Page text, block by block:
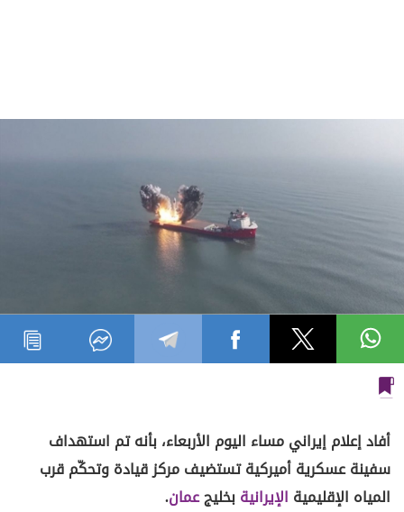
أفاد إعلام إيراني مساء اليوم الأربعاء، بأنه تم استهداف
سفينة عسكرية أميركية تستضيف مركز قيادة وتحكّم قرب
المياه الإقليمية الإيرانيةبخليجعمان.